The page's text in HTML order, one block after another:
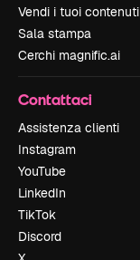
Vendi i tuoi contenuti
Sala stampa
Cerchi magnific.ai
Contattaci
Assistenza clienti
Instagram
YouTube
LinkedIn
TikTok
Discord